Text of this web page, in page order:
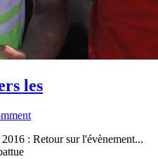
les
: Retour sur l'évènement...